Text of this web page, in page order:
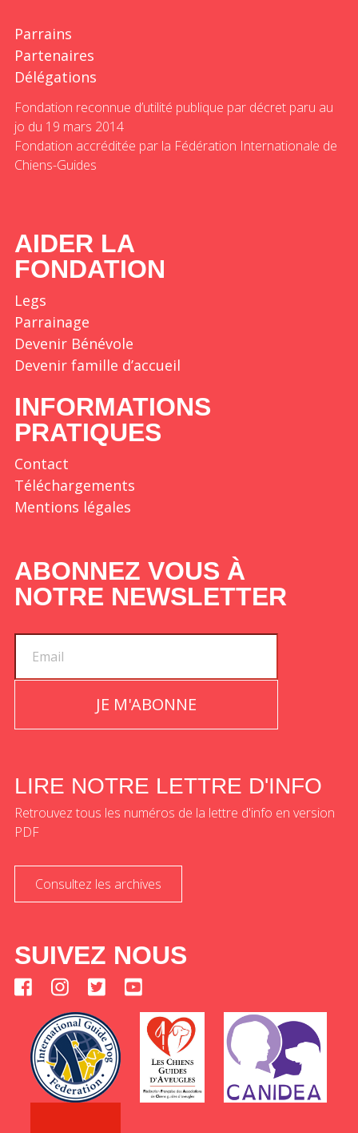
Parrains
Partenaires
Délégations
Fondation reconnue d’utilité publique par décret paru au
jo du 19 mars 2014
Fondation accréditée par la Fédération Internationale de
Chiens-Guides
AIDER LA
FONDATION
Legs
Parrainage
Devenir Bénévole
Devenir famille d’accueil
INFORMATIONS
PRATIQUES
Contact
Téléchargements
Mentions légales
ABONNEZ VOUS À
NOTRE NEWSLETTER
JE M'ABONNE
LIRE NOTRE LETTRE D'INFO
Retrouvez tous les numéros de la lettre d'info en version
PDF
Consultez les archives
SUIVEZ NOUS